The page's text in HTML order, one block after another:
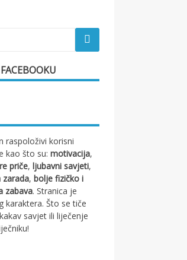
raspoloživi korisni
kao što su:motivacija,
priče,ljubavni savjeti,
zarada,bolje fizičko i
zabava. Stranica je
karaktera. Što se tiče
savjet ili liječenje